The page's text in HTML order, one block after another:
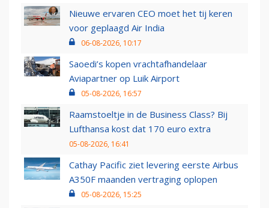
Nieuwe ervaren CEO moet het tij keren
voor geplaagd Air India
06-08-2026, 10:17
Saoedi’s kopen vrachtafhandelaar
Aviapartner op Luik Airport
05-08-2026, 16:57
Raamstoeltje in de Business Class? Bij
Lufthansa kost dat 170 euro extra
05-08-2026, 16:41
Cathay Pacific ziet levering eerste Airbus
A350F maanden vertraging oplopen
05-08-2026, 15:25